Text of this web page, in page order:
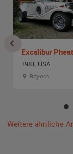
Excalibur
1981, USA
Bayern
Weitere ähnliche